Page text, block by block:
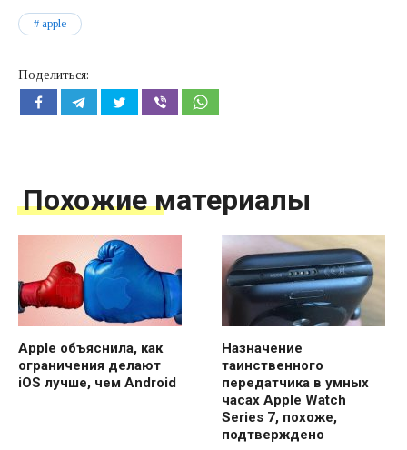
apple
Поделиться:
Похожие материалы
Apple объяснила, как
ограничения делают
iOS лучше, чем Android
Назначение
таинственного
передатчика в умных
часах Apple Watch
Series 7, похоже,
подтверждено